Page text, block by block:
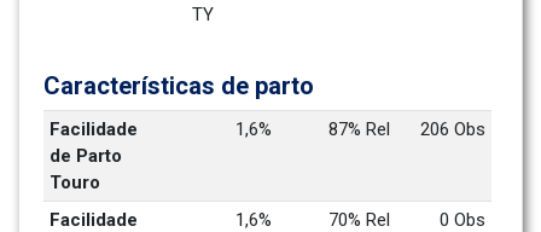
TY
Características de parto
Facilidade
de Parto
Touro
1,6% 87% Rel 206 Obs
Facilidade
1,6% 70% Rel 0 Obs